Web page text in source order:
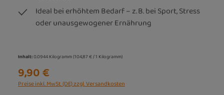
Ideal bei erhöhtem Bedarf – z. B. bei Sport, Stress
oder unausgewogener Ernährung
Inhalt:0.0944 Kilogramm(104,87 € / 1 Kilogramm)
9,90 €
Preise inkl. MwSt. (DE) zzgl. Versandkosten